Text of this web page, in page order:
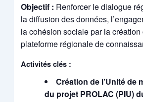
Objectif : Renforcer le dialogue
la diffusion des données,
la cohésion sociale par la création
plateforme régionale de
Activités clés :
Création de l’Unité de
du projet PROLAC (PIU)